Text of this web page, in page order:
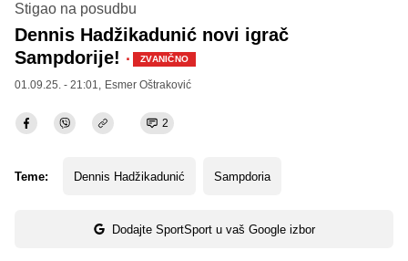
Stigao na posudbu
Dennis Hadžikadunić novi igrač
Sampdorije! · ZVANIČNO
01.09.25. - 21:01, Esmer Oštraković
2
Teme: Dennis Hadžikadunić Sampdoria
Dodajte SportSport u vaš Google izbor